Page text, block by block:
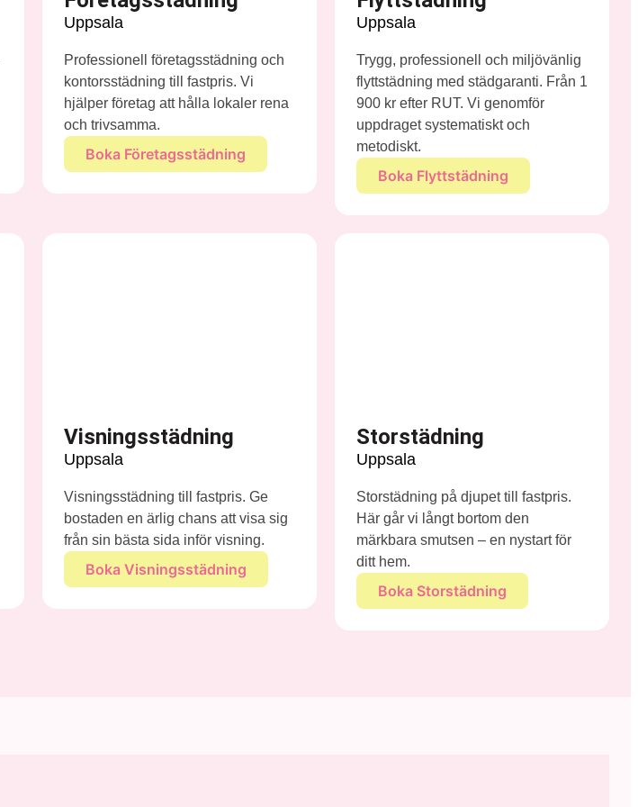
Uppsala
Professionell företagsstädning och
kontorsstädning till fastpris. Vi
hjälper företag att hålla lokaler rena
och trivsamma.
Boka Företagsstädning
Uppsala
Trygg, professionell och miljövänlig
flyttstädning med städgaranti. Från 1
900 kr efter RUT. Vi genomför
uppdraget systematiskt och
metodiskt.
Boka Flyttstädning
Visningsstädning
Uppsala
Visningsstädning till fastpris. Ge
bostaden en ärlig chans att visa sig
från sin bästa sida inför visning.
Boka Visningsstädning
Storstädning
Uppsala
Storstädning på djupet till fastpris.
Här går vi långt bortom den
märkbara smutsen – en nystart för
ditt hem.
Boka Storstädning